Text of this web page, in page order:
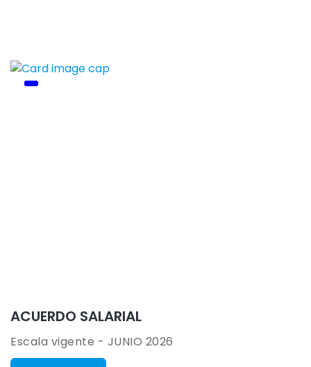
ACUERDO SALARIAL
Escala vigente - JUNIO 2026